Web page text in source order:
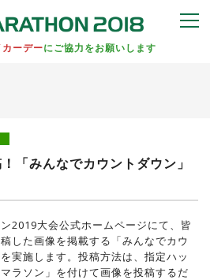
ーデーにご協力をお願いします
「みんなでカウントダウン」
2019大会公式ホームページにて、皆
した画像を掲載する「みんなでカウ
実施します。投稿方法は、指定ハッ
ラソン」を付けて画像を投稿するだ